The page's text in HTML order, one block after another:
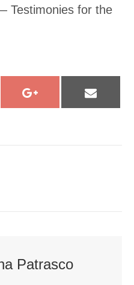
Testimonies for the
o
m
Patrasco